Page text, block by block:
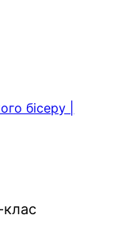
бісеру |